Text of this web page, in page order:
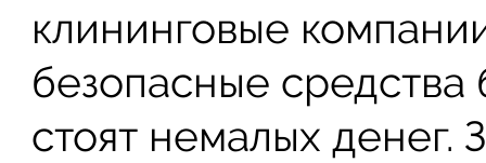
клининговые
безопасные
стоят немалых денег.